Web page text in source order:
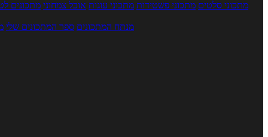
מתכוני סלטים מתכוני פשטידות מתכוני עוגות אוכל צמחוני מתכונים
מנתח המתכונים ספר המתכונים שלי